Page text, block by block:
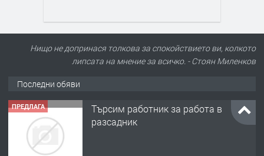
Нищо не допринася толкова за спокойствието ви, колкото
липсата на мнение за всичко. - Стоян Миленков
Последни обяви
ПРЕДЛАГА
Търсим работник за работа в
разсадник